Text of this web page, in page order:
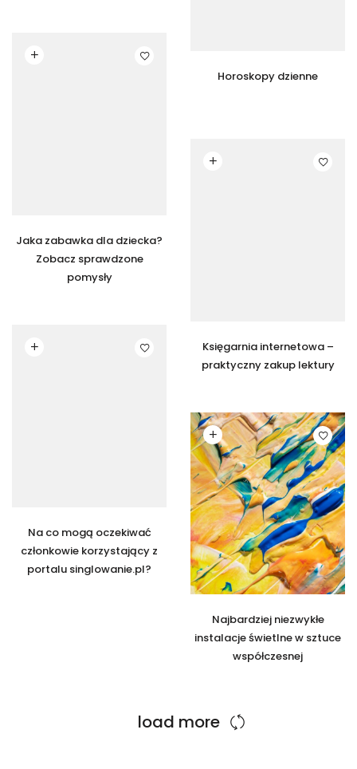
Horoskopy dzienne
Jaka zabawka dla dziecka?
Zobacz sprawdzone
pomysły
Czytaj dalej
Księgarnia internetowa –
praktyczny zakup lektury
Czytaj dalej
Na co mogą oczekiwać
członkowie korzystający z
portalu singlowanie.pl?
Czytaj dalej
Najbardziej niezwykłe
instalacje świetlne w sztuce
współczesnej
Czytaj dalej
load more